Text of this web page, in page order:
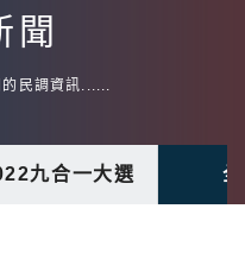
聞
民調資訊......
九合一大選